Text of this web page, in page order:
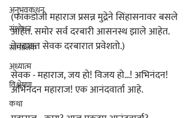
अनुभवकथन
संशोधन
सामाजिक
अध्यात्म
विश्लेषण
कथा
(फाकडोजी महाराज प्रसन्न मुद्रेने सिंहासनावर बसले
आहेत. समोर सर्व दरबारी आसनस्थ झाले आहेत.
तेवढ्यात सेवक दरबारात प्रवेशतो.)
सेवक - महाराज, जय हो! विजय हो...! अभिनंदन!
अभिनंदन महाराज! एक आनंदवार्ता आहे.